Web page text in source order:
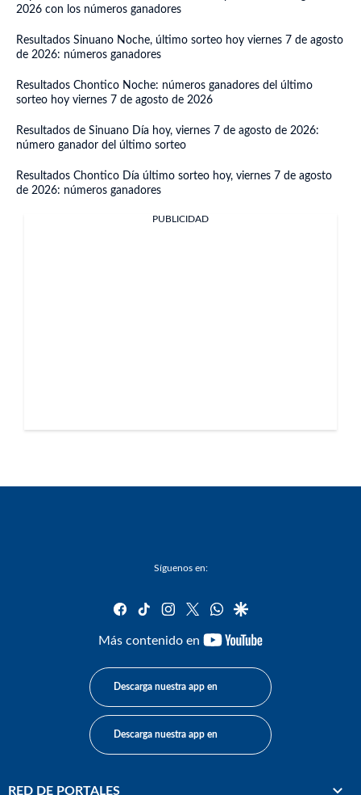
2026 con los números ganadores
Resultados Sinuano Noche, último sorteo hoy viernes 7 de agosto
de 2026: números ganadores
Resultados Chontico Noche: números ganadores del último
sorteo hoy viernes 7 de agosto de 2026
Resultados de Sinuano Día hoy, viernes 7 de agosto de 2026:
número ganador del último sorteo
Resultados Chontico Día último sorteo hoy, viernes 7 de agosto
de 2026: números ganadores
PUBLICIDAD
Síguenos en:
facebook
tiktokinstagram
twitterwhatsapp
google
Más contenido en
youtube-
Descarga nuestra app en
Descarga nuestra app en
RED DE PORTALES